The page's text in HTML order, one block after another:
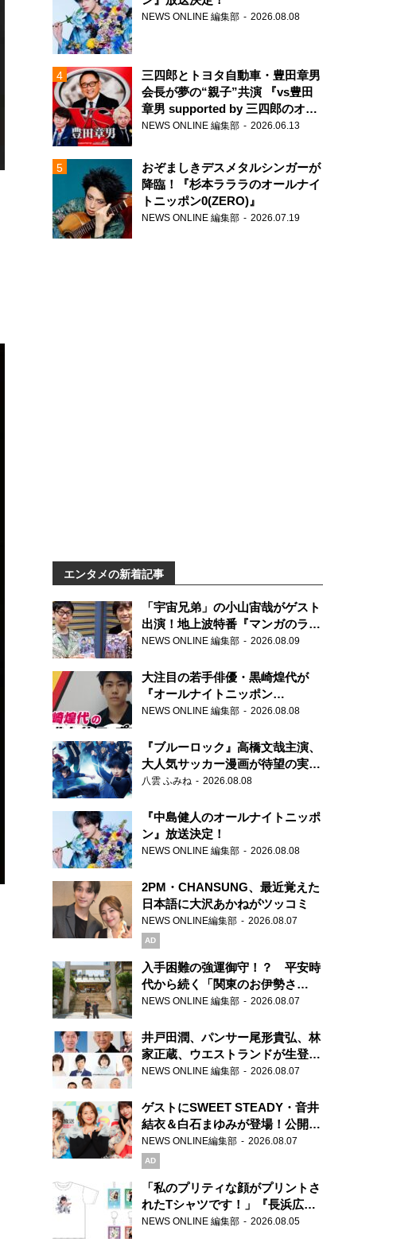
NEWS ONLINE 編集部 2026.08.08
三四郎とトヨタ自動車・豊田章男
会長が夢の“親子”共演 『vs豊田
章男 supported by 三四郎のオー
ルナイトニッポン0(ZERO)』
NEWS ONLINE 編集部 2026.06.13
おぞましきデスメタルシンガーが
降臨！『杉本ラララのオールナイ
トニッポン0(ZERO)』
NEWS ONLINE 編集部 2026.07.19
エンタメの新着記事
「宇宙兄弟」の小山宙哉がゲスト
出演！地上波特番『マンガのラジ
オ 宇宙兄弟スペシャル 』
NEWS ONLINE 編集部 2026.08.09
大注目の若手俳優・黒崎煌代が
『オールナイトニッポン
0(ZERO)』に初登場「今からとて
NEWS ONLINE 編集部 2026.08.08
『ブルーロック』高橋文哉主演、
大人気サッカー漫画が待望の実写
映画に
八雲 ふみね 2026.08.08
『中島健人のオールナイトニッポ
ン』放送決定！
NEWS ONLINE 編集部 2026.08.08
2PM・CHANSUNG、最近覚えた
日本語に大沢あかねがツッコミ
NEWS ONLINE編集部 2026.08.07
AD
入手困難の強運御守！？ 平安時
代から続く「関東のお伊勢さ
ま」、芝大神宮にてランパンプス
NEWS ONLINE 編集部 2026.08.07
井戸田潤、パンサー尾形貴弘、林
家正蔵、ウエストランドが生登
場！『ラジオビバリー昼ズ』
NEWS ONLINE 編集部 2026.08.07
ゲストにSWEET STEADY・音井
結衣＆白石まゆみが登場！公開収
録で素顔全開！
NEWS ONLINE編集部 2026.08.07
AD
「私のプリティな顔がプリントさ
れたTシャツです！」『長浜広奈
天下無双』初の番組グッズ発売
NEWS ONLINE 編集部 2026.08.05